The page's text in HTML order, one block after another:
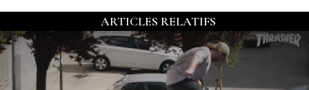
ARTICLES RELATIFS